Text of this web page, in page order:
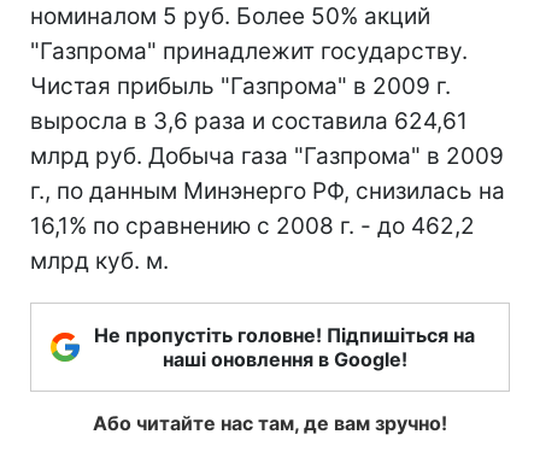
номиналом 5 руб. Более 50% акций
"Газпрома" принадлежит государству.
Чистая прибыль "Газпрома" в 2009 г.
выросла в 3,6 раза и составила 624,61
млрд руб. Добыча газа "Газпрома" в 2009
г., по данным Минэнерго РФ, снизилась на
16,1% по сравнению с 2008 г. - до 462,2
млрд куб. м.
Не пропустіть головне! Підпишіться на
наші оновлення в Google!
Або читайте нас там, де вам зручно!